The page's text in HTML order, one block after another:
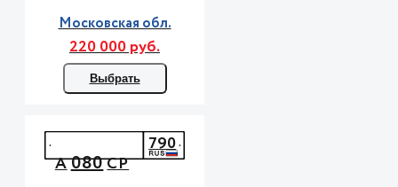
Московская обл.
220 000 руб.
Выбрать
А080СР
790